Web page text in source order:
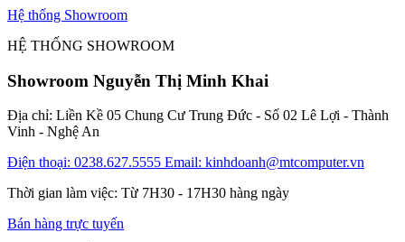
Hệ thống Showroom
HỆ THỐNG SHOWROOM
Showroom Nguyễn Thị Minh Khai
Địa chỉ: Liền Kề 05 Chung Cư Trung Đức - Số 02 Lê Lợi - Thành
Vinh - Nghệ An
Điện thoại: 0238.627.5555 Email: kinhdoanh@mtcomputer.vn
Thời gian làm việc: Từ 7H30 - 17H30 hàng ngày
Bán hàng trực tuyến